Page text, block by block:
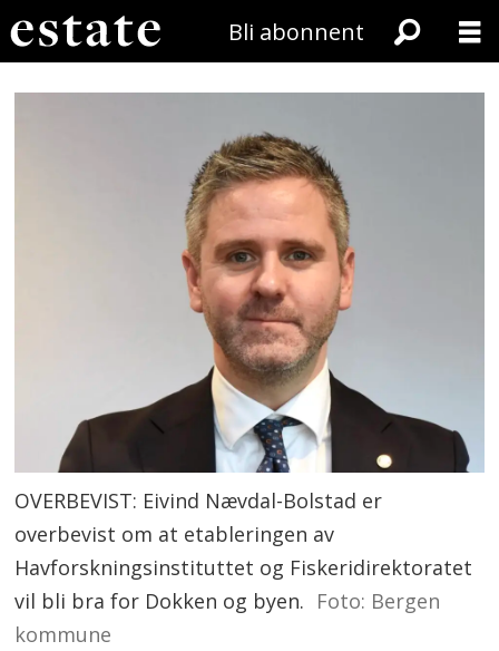
Bli abonnent
OVERBEVIST: Eivind Nævdal-Bolstad er
overbevist om at etableringen av
Havforskningsinstituttet og Fiskeridirektoratet
vil bli bra for Dokken og byen. Foto: Bergen
kommune